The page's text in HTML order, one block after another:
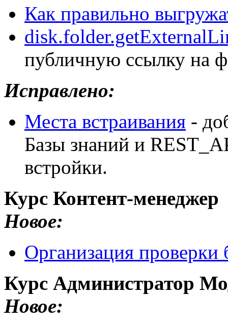
Как правильно
публичную ссылку на
Исправлено:
Места встраивания -
Базы знаний и
встройки.
Курс Контент-менеджер
Новое:
Организация проверки
Курс Администратор
Новое: